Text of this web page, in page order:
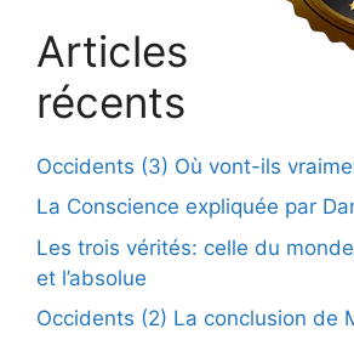
Articles
récents
Occidents (3) Où vont-ils
La Conscience expliquée par
Les trois vérités: celle du
et l’absolue
Occidents (2) La conclusion de